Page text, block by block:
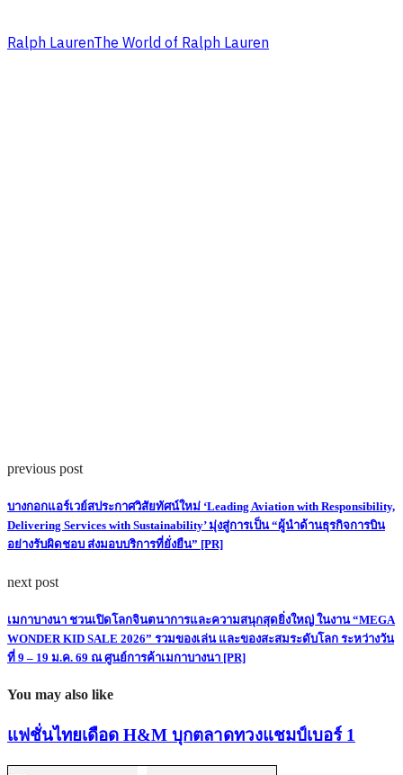
Ralph LaurenThe World of Ralph Lauren
previous post
บางกอกแอร์เวย์สประกาศวิสัยทัศน์ใหม่ ‘Leading Aviation with Responsibility,
Delivering Services with Sustainability’ มุ่งสู่การเป็น “ผู้นำด้านธุรกิจการบิน
อย่างรับผิดชอบ ส่งมอบบริการที่ยั่งยืน” [PR]
next post
เมกาบางนา ชวนเปิดโลกจินตนาการและความสนุกสุดยิ่งใหญ่ ในงาน “MEGA
WONDER KID SALE 2026” รวมของเล่น และของสะสมระดับโลก ระหว่างวัน
ที่ 9 – 19 ม.ค. 69 ณ ศูนย์การค้าเมกาบางนา [PR]
You may also like
แฟชั่นไทยเดือด H&M บุกตลาดทวงแชมป์เบอร์ 1